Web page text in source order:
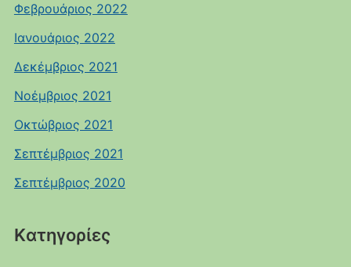
Φεβρουάριος 2022
Ιανουάριος 2022
Δεκέμβριος 2021
Νοέμβριος 2021
Οκτώβριος 2021
Σεπτέμβριος 2021
Σεπτέμβριος 2020
Kατηγορίες